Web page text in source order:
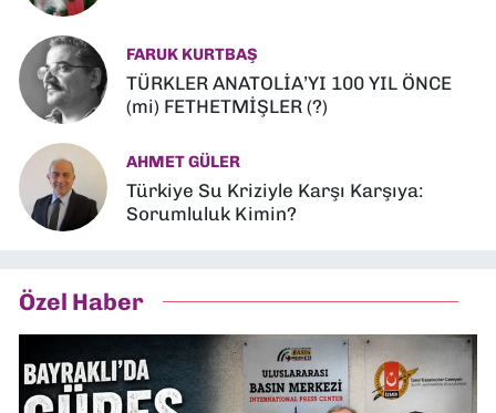
FARUK KURTBAŞ
TÜRKLER ANATOLİA’YI 100 YIL ÖNCE
(mi) FETHETMİŞLER (?)
AHMET GÜLER
Türkiye Su Kriziyle Karşı Karşıya:
Sorumluluk Kimin?
Özel Haber